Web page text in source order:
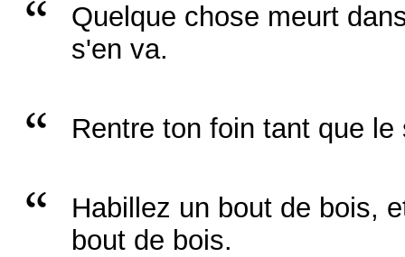
Quelque chose meurt
s'en va.
Rentre ton foin tant que le
Habillez un bout de bois,
bout de bois.